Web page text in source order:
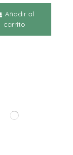
Añadir al
carrito